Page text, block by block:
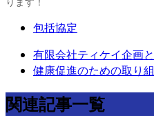
包括協定
有限会社ティケイ企画
健康促進のための取り
関連記事一覧